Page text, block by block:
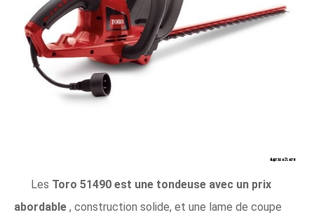
Les Toro 51490 est une tondeuse avec un prix
abordable , construction solide, et une lame de coupe